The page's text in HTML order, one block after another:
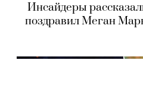
Инсайдеры
поздравил Меган